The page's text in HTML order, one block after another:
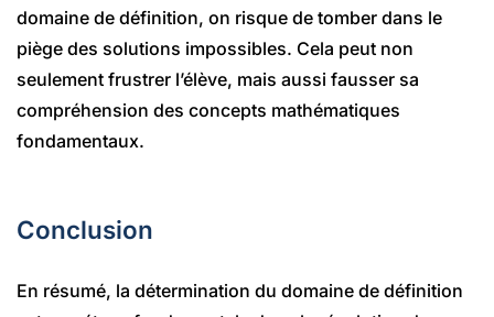
domaine de définition, on risque de tomber dans le
piège des solutions impossibles. Cela peut non
seulement frustrer l’élève, mais aussi fausser sa
compréhension des concepts mathématiques
fondamentaux.
Conclusion
En résumé, la détermination du domaine de définition